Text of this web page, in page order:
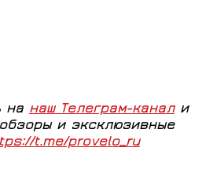
на наш Телеграм-канали
и эксклюзивные
t.me/provelo_ru